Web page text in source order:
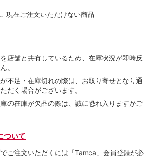
現在ご注文いただけない商品
店舗と共有しているため、在庫状況が即時反
。
不足・在庫切れの際は、お取り寄せとなり通
だく場合がございます。
の在庫が欠品の際は、誠に恐れ入りますがご
ついて
ご注⽂いただくには「Tamca」会員登録が必